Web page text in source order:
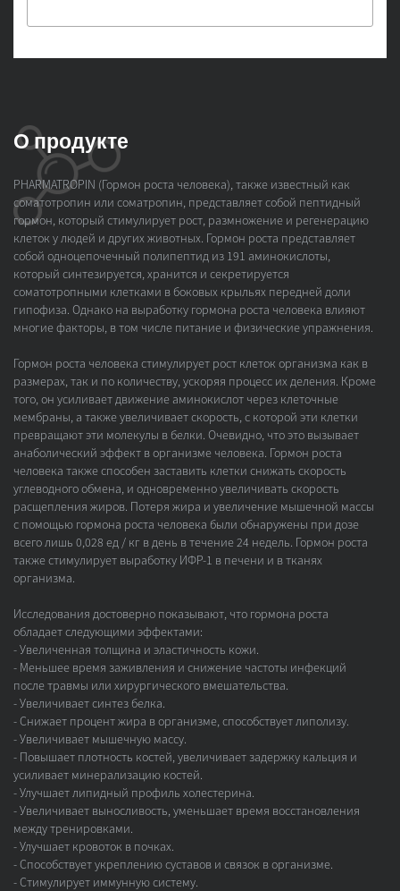
О продукте
PHARMATROPIN (Гормон роста человека), также известный как
соматотропин или соматропин, представляет собой пептидный
гормон, который стимулирует рост, размножение и регенерацию
клеток у людей и других животных. Гормон роста представляет
собой одноцепочечный полипептид из 191 аминокислоты,
который синтезируется, хранится и секретируется
соматотропными клетками в боковых крыльях передней доли
гипофиза. Однако на выработку гормона роста человека влияют
многие факторы, в том числе питание и физические упражнения.
Гормон роста человека стимулирует рост клеток организма как в
размерах, так и по количеству, ускоряя процесс их деления. Кроме
того, он усиливает движение аминокислот через клеточные
мембраны, а также увеличивает скорость, с которой эти клетки
превращают эти молекулы в белки. Очевидно, что это вызывает
анаболический эффект в организме человека. Гормон роста
человека также способен заставить клетки снижать скорость
углеводного обмена, и одновременно увеличивать скорость
расщепления жиров. Потеря жира и увеличение мышечной массы
с помощью гормона роста человека были обнаружены при дозе
всего лишь 0,028 ед / кг в день в течение 24 недель. Гормон роста
также стимулирует выработку ИФР-1 в печени и в тканях
организма.
Исследования достоверно показывают, что гормона роста
обладает следующими эффектами:
- Увеличенная толщина и эластичность кожи.
- Меньшее время заживления и снижение частоты инфекций
после травмы или хирургического вмешательства.
- Увеличивает синтез белка.
- Снижает процент жира в организме, способствует липолизу.
- Увеличивает мышечную массу.
- Повышает плотность костей, увеличивает задержку кальция и
усиливает минерализацию костей.
- Улучшает липидный профиль холестерина.
- Увеличивает выносливость, уменьшает время восстановления
между тренировками.
- Улучшает кровоток в почках.
- Способствует укреплению суставов и связок в организме.
- Стимулирует иммунную систему.